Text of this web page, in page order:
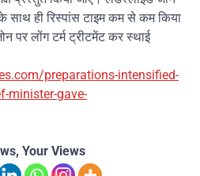
साथ ही रिस्पांस टाइम कम से कम किया
पर लोंग टर्म ट्रीटमेंट कर स्थाई
preparations-intensified-
minister-gave-
Your Views